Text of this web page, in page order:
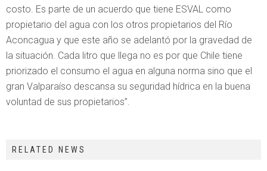
costo. Es parte de un acuerdo que tiene ESVAL como
propietario del agua con los otros propietarios del Río
Aconcagua y que este año se adelantó por la gravedad de
la situación. Cada litro que llega no es por que Chile tiene
priorizado el consumo el agua en alguna norma sino que el
gran Valparaíso descansa su seguridad hídrica en la buena
voluntad de sus propietarios”.
RELATED NEWS